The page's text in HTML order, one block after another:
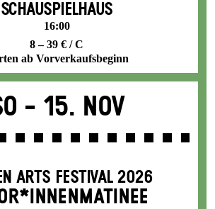
SCHAUSPIELHAUS
16:00
8 – 39 € / C
ab Vorverkaufsbeginn
- 15. Nov
ARTS FESTIVAL 2026